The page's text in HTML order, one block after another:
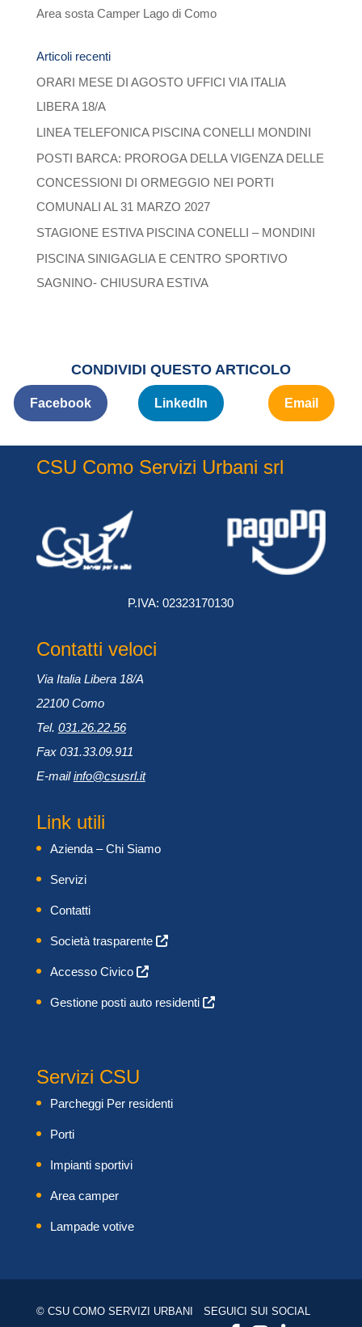
Area sosta Camper Lago di Como
Articoli recenti
ORARI MESE DI AGOSTO UFFICI VIA ITALIA
LIBERA 18/A
LINEA TELEFONICA PISCINA CONELLI MONDINI
POSTI BARCA: PROROGA DELLA VIGENZA DELLE
CONCESSIONI DI ORMEGGIO NEI PORTI
COMUNALI AL 31 MARZO 2027
STAGIONE ESTIVA PISCINA CONELLI – MONDINI
PISCINA SINIGAGLIA E CENTRO SPORTIVO
SAGNINO- CHIUSURA ESTIVA
CONDIVIDI QUESTO ARTICOLO
Facebook LinkedIn Email
CSU Como Servizi Urbani srl
P.IVA: 02323170130
Contatti veloci
Via Italia Libera 18/A
22100 Como
Tel. 031.26.22.56
Fax 031.33.09.911
E-mailinfo@csusrl.it
Link utili
Azienda – Chi Siamo
Servizi
Contatti
Società trasparente
Accesso Civico
Gestione posti auto residenti
Servizi CSU
Parcheggi Per residenti
Porti
Impianti sportivi
Area camper
Lampade votive
© CSU COMO SERVIZI URBANI SEGUICI SUI SOCIAL